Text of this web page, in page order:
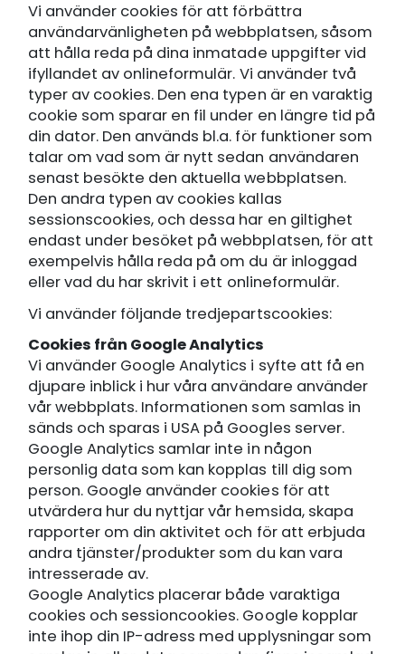
Vi använder cookies för att förbättra
användarvänligheten på webbplatsen, såsom
att hålla reda på dina inmatade uppgifter vid
ifyllandet av onlineformulär. Vi använder två
typer av cookies. Den ena typen är en varaktig
cookie som sparar en fil under en längre tid på
din dator. Den används bl.a. för funktioner som
talar om vad som är nytt sedan användaren
senast besökte den aktuella webbplatsen.
Den andra typen av cookies kallas
sessionscookies, och dessa har en giltighet
endast under besöket på webbplatsen, för att
exempelvis hålla reda på om du är inloggad
eller vad du har skrivit i ett onlineformulär.
Vi använder följande tredjepartscookies:
Cookies från Google Analytics
Vi använder Google Analytics i syfte att få en
djupare inblick i hur våra användare använder
vår webbplats. Informationen som samlas in
sänds och sparas i USA på Googles server.
Google Analytics samlar inte in någon
personlig data som kan kopplas till dig som
person. Google använder cookies för att
utvärdera hur du nyttjar vår hemsida, skapa
rapporter om din aktivitet och för att erbjuda
andra tjänster/produkter som du kan vara
intresserade av.
Google Analytics placerar både varaktiga
cookies och sessioncookies. Google kopplar
inte ihop din IP-adress med upplysningar som